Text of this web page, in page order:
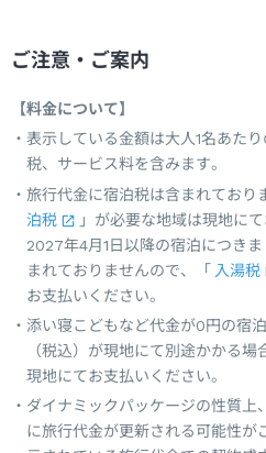
ご注意・ご案内
【料金について】
表示している金額は大人1名あた
税、サービス料を含みます。
旅行代金に宿泊税は含まれており
泊税
」が必要な地域は現地に
2027年4月1日以降の宿泊につき
まれておりませんので、「 入湯税
お支払いください。
添い寝こどもなど代金が0円の宿
（税込）が現地にて別途かかる
現地にてお支払いください。
ダイナミックパッケージの性質上
に旅行代金が更新される可能性が